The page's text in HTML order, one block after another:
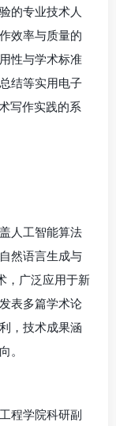
的专业技术人
效率与质量的
性与学术标准
结等实用电子
写作实践的系
人工智能算法
然语言生成与
，广泛应用于新
表多篇学术论
，技术成果涵
。
程学院科研副